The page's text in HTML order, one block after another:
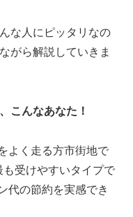
な人にピッタリなの
がら解説していきま
こんなあなた！
よく走る方市街地で
受けやすいタイプで
代の節約を実感でき